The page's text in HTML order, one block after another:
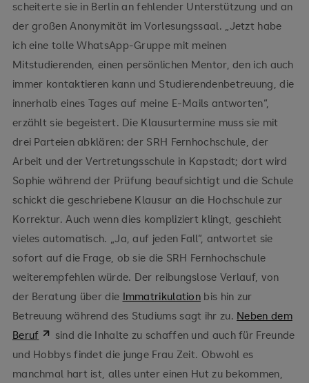
scheiterte sie in Berlin an fehlender Unterstützung und an
der großen Anonymität im Vorlesungssaal. „Jetzt habe
ich eine tolle WhatsApp-Gruppe mit meinen
Mitstudierenden, einen persönlichen Mentor, den ich auch
immer kontaktieren kann und Studierendenbetreuung, die
innerhalb eines Tages auf meine E-Mails antworten“,
erzählt sie begeistert. Die Klausurtermine muss sie mit
drei Parteien abklären: der SRH Fernhochschule, der
Arbeit und der Vertretungsschule in Kapstadt; dort wird
Sophie während der Prüfung beaufsichtigt und die Schule
schickt die geschriebene Klausur an die Hochschule zur
Korrektur. Auch wenn dies kompliziert klingt, geschieht
vieles automatisch. „Ja, auf jeden Fall“, antwortet sie
sofort auf die Frage, ob sie die SRH Fernhochschule
weiterempfehlen würde. Der reibungslose Verlauf, von
der Beratung über die Immatrikulation bis hin zur
Betreuung während des Studiums sagt ihr zu. Neben dem
Beruf
sind die Inhalte zu schaffen und auch für Freunde
und Hobbys findet die junge Frau Zeit. Obwohl es
manchmal hart ist, alles unter einen Hut zu bekommen,